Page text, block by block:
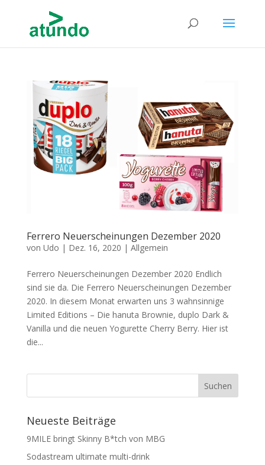
Ferrero Neuerscheinungen Dezember 2020
von Udo | Dez. 16, 2020 | Allgemein
Ferrero Neuerscheinungen Dezember 2020 Endlich
sind sie da. Die Ferrero Neuerscheinungen Dezember
2020. In diesem Monat erwarten uns 3 wahnsinnige
Limited Editions – Die hanuta Brownie, duplo Dark &
Vanilla und die neuen Yogurette Cherry Berry. Hier ist
die...
Neueste Beiträge
9MILE bringt Skinny B*tch von MBG
Sodastream ultimate multi-drink